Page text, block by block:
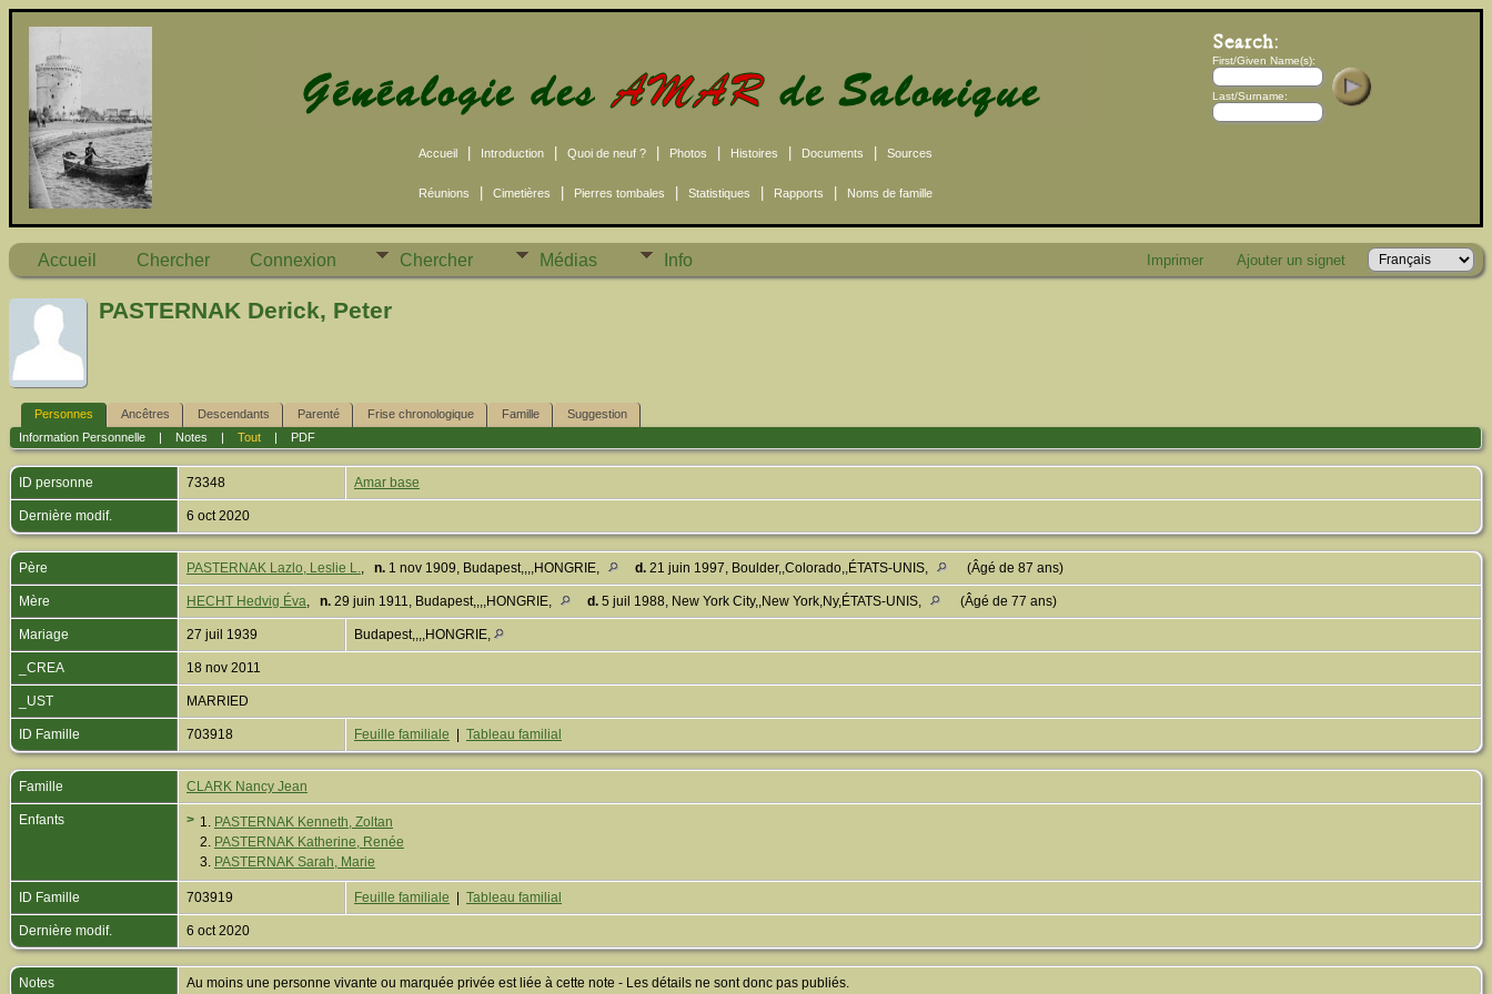
Accueil Introduction Quoi de neuf ? Photos Histoires Documents Sources
Réunions Cimetières Pierres tombales Statistiques Rapports Noms de famille
First/Given Name(s):
Last/Surname:
Accueil Chercher Connexion Chercher Médias Info Imprimer Ajouter un signet
PASTERNAK Derick, Peter
Personnes Ancêtres Descendants Parenté Frise chronologique Famille
Suggestion
Information Personnelle| Notes Tout| PDF
ID personne 73348 Amar base
Dernière modif. 6 oct 2020
Père PASTERNAK Lazlo, Leslie L., n. 1 nov 1909, Budapest,,,,HONGRIE, d. 21 juin 1997, Boulder,,Colorado,,ÉTATS-UNIS, (Âgé de 87 ans)
Mère HECHT Hedvig Éva, n. 29 juin 1911, Budapest,,,,HONGRIE, d. 5 juil 1988, New York City,,New York,Ny,ÉTATS-UNIS, (Âgé de 77 ans)
Mariage 27 juil 1939 Budapest,,,,HONGRIE,
_CREA 18 nov 2011
_UST MARRIED
ID Famille 703918 Feuille familiale Tableau familial
Famille CLARK Nancy Jean
Enfants > 1. PASTERNAK Kenneth, Zoltan
2. PASTERNAK Katherine, Renée
3. PASTERNAK Sarah, Marie
ID Famille 703919 Feuille familiale Tableau familial
Dernière modif. 6 oct 2020
Notes Au moins une personne vivante ou marquée privée est liée à cette note - Les détails ne sont donc pas publiés.